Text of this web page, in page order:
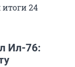
24
Ил-76: